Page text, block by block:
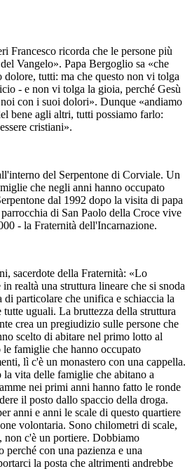
Francesco ricorda che le persone più
Vangelo». Papa Bergoglio sa «che
tutti: ma che questo non vi tolga
- e non vi tolga la gioia, perché Gesù
con i suoi dolori». Dunque «andiamo
bene agli altri, tutti possiamo farlo:
cristiani».
del Serpentone di Corviale. Un
che negli anni hanno occupato
dal 1992 dopo la visita di papa
di San Paolo della Croce vive
- la Fraternità dell'Incarnazione.
sacerdote della Fraternità: «Lo
realtà una struttura lineare che si snoda
di particolare che unifica e schiaccia la
tutte uguali. La bruttezza della struttura
crea un pregiudizio sulle persone che
scelto di abitare nel primo lotto al
famiglie che hanno occupato
lì c'è un monastero con una cappella.
vita delle famiglie che abitano a
nei primi anni hanno fatto le ronde
il posto dallo spaccio della droga.
anni e anni le scale di questo quartiere
volontaria. Sono chilometri di scale,
non c'è un portiere. Dobbiamo
con una pazienza e una
la posta che altrimenti andrebbe